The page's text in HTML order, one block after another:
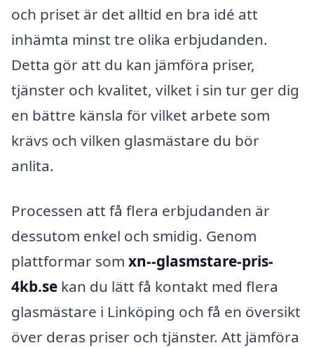
och priset är det alltid en bra idé att
inhämta minst tre olika erbjudanden.
Detta gör att du kan jämföra priser,
tjänster och kvalitet, vilket i sin tur ger dig
en bättre känsla för vilket arbete som
krävs och vilken glasmästare du bör
anlita.
Processen att få flera erbjudanden är
dessutom enkel och smidig. Genom
plattformar som xn--glasmstare-pris-
4kb.se kan du lätt få kontakt med flera
glasmästare i Linköping och få en översikt
över deras priser och tjänster. Att jämföra